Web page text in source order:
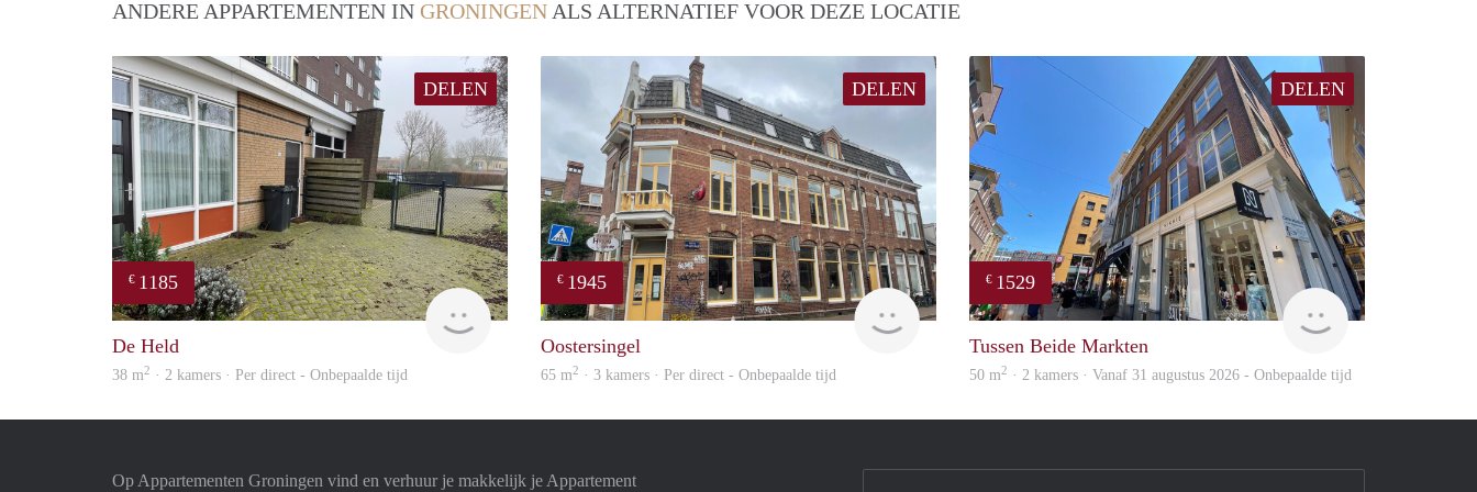
ANDERE APPARTEMENTEN IN GRONINGEN ALS ALTERNATIEF VOOR DEZE LOCATIE
DELEN
€ 1185
GrunoVerhuur
De Held
38 m2 · 2 kamers · Per direct - Onbepaalde tijd
DELEN
€ 1945
GrunoVerhuur
Oostersingel
65 m2 · 3 kamers · Per direct - Onbepaalde tijd
DELEN
€ 1529
GrunoVerhuur
Tussen Beide Markten
50 m2 · 2 kamers · Vanaf 31 augustus 2026 - Onbepaalde tijd
Op Appartementen Groningen vind en verhuur je makkelijk je Appartement